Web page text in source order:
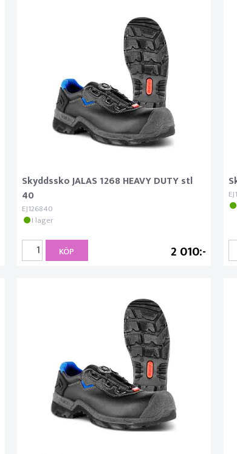
Skyddssko JALAS 1268 HEAVY DUTY stl
40
EJ126840
I lager
2 010
KÖP